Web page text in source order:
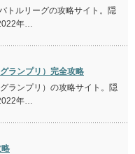
トルリーグの攻略サイト。隠
年…
ランプリ）完全攻略
ランプリ）の攻略サイト。隠
年…
略